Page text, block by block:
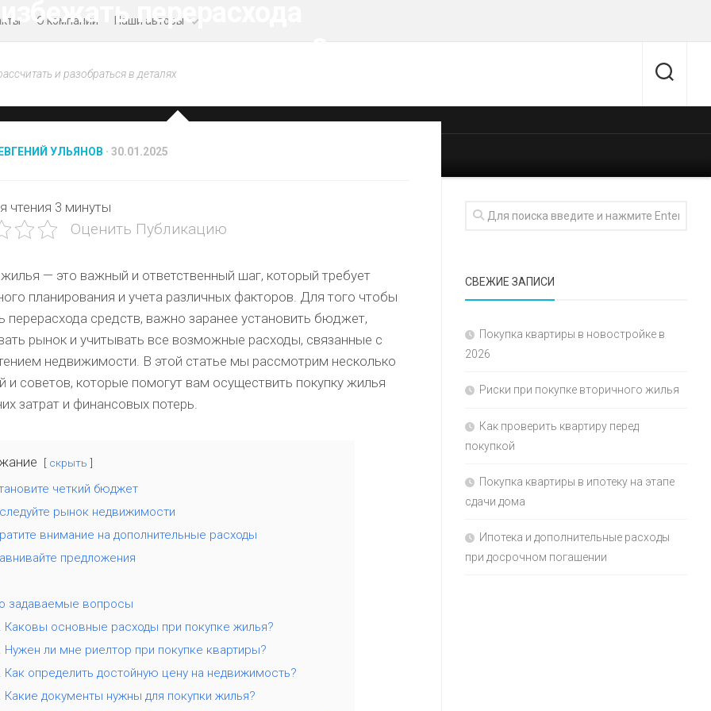
О компании Наши авторы
Даниил
Анастасия
и разобраться в деталях
перерасхода
при покупке жилья?
ЕВГЕНИЙ УЛЬЯНОВ · 30.01.2025
чтения 3 минуты
Оценить Публикацию
— это важный и ответственный шаг, который требует
планирования и учета различных факторов. Для того чтобы
перерасхода средств, важно заранее установить бюджет,
рынок и учитывать все возможные расходы, связанные с
недвижимости. В этой статье мы рассмотрим несколько
и советов, которые помогут вам осуществить покупку жилья
затрат и финансовых потерь.
скрыть
четкий бюджет
рынок недвижимости
внимание на дополнительные расходы
предложения
задаваемые вопросы
Каковы основные расходы при покупке жилья?
Нужен ли мне риелтор при покупке квартиры?
Как определить достойную цену на недвижимость?
Какие документы нужны для покупки жилья?
СВЕЖИЕ ЗАПИСИ
Покупка квартиры в новостройке в
2026
Риски при покупке вторичного жилья
Как проверить квартиру перед
покупкой
Покупка квартиры в ипотеку на этапе
сдачи дома
Ипотека и дополнительные расходы
при досрочном погашении